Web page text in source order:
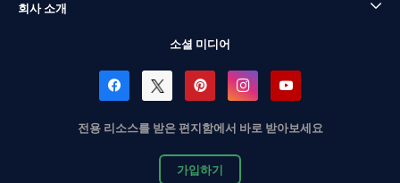
회사 소개
소셜 미디어
전용 리소스를 받은 편지함에서 바로 받아보세요
가입하기